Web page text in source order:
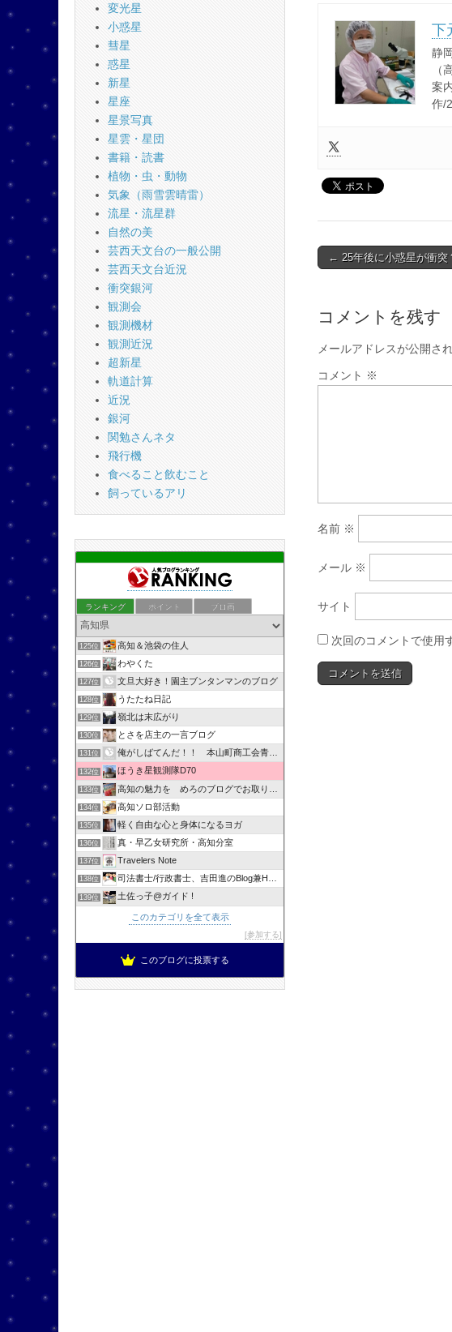
下
静
（
案
作/
Post
← 25年後に小惑星が衝突
コメントを残す
メールアドレスが公開さ
コメント ※
名前 ※
メール ※
サイト
次回のコメントで使用
変光星
小惑星
彗星
惑星
新星
星座
星景写真
星雲・星団
書籍・読書
植物・虫・動物
気象（雨雪雲晴雷）
流星・流星群
自然の美
芸西天文台の一般公開
芸西天文台近況
衝突銀河
観測会
観測機材
観測近況
超新星
軌道計算
近況
銀河
関勉さんネタ
飛行機
食べること飲むこと
飼っているアリ
ランキング ポイント ブロ画
125位 高知＆池袋の住人
126位 わやくた
127位 文旦大好き！園主ブンタンマンのブログ
128位 うたたね日記
129位 嶺北は末広がり
130位 とさを店主の一言ブログ
131位 俺がしばてんだ！！ 本山町商工会青年部
132位 ほうき星観測隊D70
133位 高知の魅力を めろのブログでお取り寄せ
134位 高知ソロ部活動
135位 軽く自由な心と身体になるヨガ
136位 真・早乙女研究所・高知分室
137位 Travelers Note
138位 司法書士/行政書士、吉田進のBlog兼HPへようこそ！
139位 土佐っ子@ガイド !
このカテゴリを全て表示
参加する
このブログに投票する